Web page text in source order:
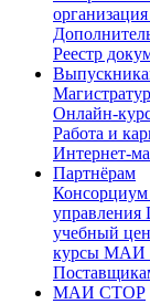
Реестр
Онлайн-
Работа и
Интернет-
Партнёрам
Консорциум
управления
учебный
курсы МАИ
МАИ СТОР